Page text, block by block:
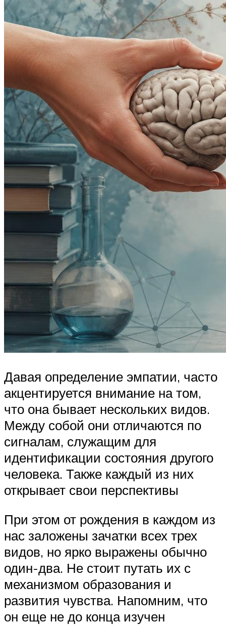
Давая определение эмпатии, часто
акцентируется внимание на том,
что она бывает нескольких видов.
Между собой они отличаются по
сигналам, служащим для
идентификации состояния другого
человека. Также каждый из них
открывает свои перспективы
При этом от рождения в каждом из
нас заложены зачатки всех трех
видов, но ярко выражены обычно
один-два. Не стоит путать их с
механизмом образования и
развития чувства. Напомним, что
он еще не до конца изучен